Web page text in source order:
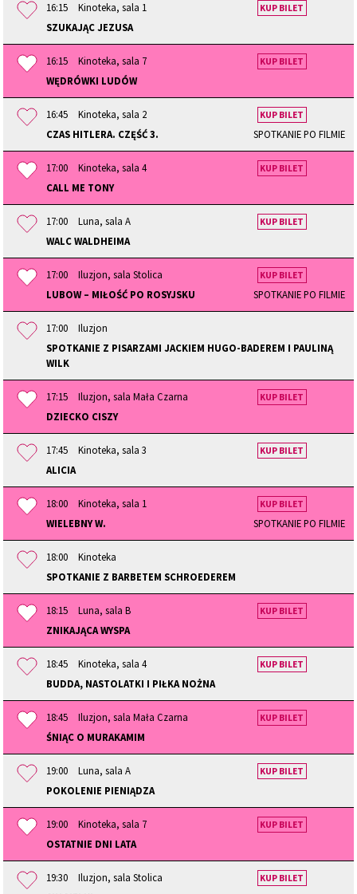
16:15
Kinoteka, sala 1
SZUKAJĄC JEZUSA
KUP BILET
16:15
Kinoteka, sala 7
WĘDRÓWKI LUDÓW
KUP BILET
16:45
Kinoteka, sala 2
CZAS HITLERA. CZĘŚĆ 3.
SPOTKANIE PO FILMIE
KUP BILET
17:00
Kinoteka, sala 4
CALL ME TONY
KUP BILET
17:00
Luna, sala A
WALC WALDHEIMA
KUP BILET
17:00
Iluzjon, sala Stolica
LUBOW – MIŁOŚĆ PO ROSYJSKU
SPOTKANIE PO FILMIE
KUP BILET
17:00
Iluzjon
SPOTKANIE Z PISARZAMI JACKIEM HUGO-BADEREM I PAULINĄ
WILK
17:15
Iluzjon, sala Mała Czarna
DZIECKO CISZY
KUP BILET
17:45
Kinoteka, sala 3
ALICIA
KUP BILET
18:00
Kinoteka, sala 1
WIELEBNY W.
SPOTKANIE PO FILMIE
KUP BILET
18:00
Kinoteka
SPOTKANIE Z BARBETEM SCHROEDEREM
18:15
Luna, sala B
ZNIKAJĄCA WYSPA
KUP BILET
18:45
Kinoteka, sala 4
BUDDA, NASTOLATKI I PIŁKA NOŻNA
KUP BILET
18:45
Iluzjon, sala Mała Czarna
ŚNIĄC O MURAKAMIM
KUP BILET
19:00
Luna, sala A
POKOLENIE PIENIĄDZA
KUP BILET
19:00
Kinoteka, sala 7
OSTATNIE DNI LATA
KUP BILET
19:30
Iluzjon, sala Stolica
KUP BILET